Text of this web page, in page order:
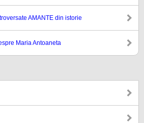
AMANTE din istorie
Maria Antoaneta